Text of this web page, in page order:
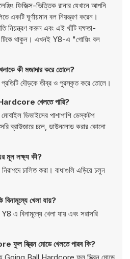
ফিজিক্স-ভিত্তিক রানার যেখানে আপনি
একটি ঘূর্ণায়মান বল নিয়ন্ত্রণ করেন।
নিয়ন্ত্রণ করুন এবং এই খাঁটি দক্ষতা-
টিকে থাকুন। এখনই Y8-এ "গোয়িং বল
কী মজাদার করে তোলে?
প্রতিটি দৌড়কে তীব্র ও পুরস্কৃত করে তোলে।
খেলতে পারি?
ডিভাইসের পাশাপাশি ডেস্কটপ
ব্রাউজারে চলে, ডাউনলোড করার কোনো
লক্ষ্য কী?
চালিত করা। বাধাগুলি এড়িয়ে চলুন
খেলা যায়?
বিনামূল্যে খেলা যায় এবং সরাসরি
স্ক্রিন মোডে খেলতে পারব কি?